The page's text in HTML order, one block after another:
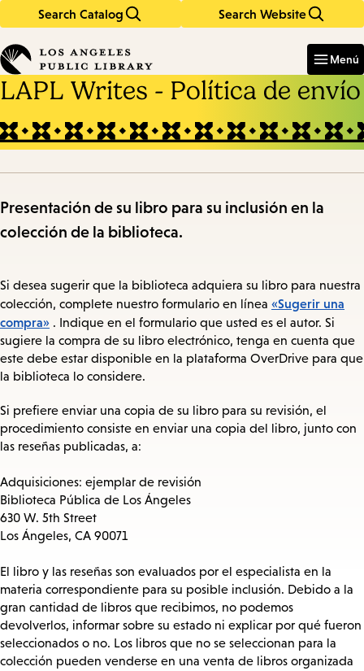
Search Catalog Search Website
in
keywords
Menú
LAPL Writes - Política de envío
Presentación de su libro para su inclusión en la
colección de la biblioteca.
Si desea sugerir que la biblioteca adquiera su libro para nuestra
colección, complete nuestro formulario en línea «Sugerir una
compra» . Indique en el formulario que usted es el autor. Si
sugiere la compra de su libro electrónico, tenga en cuenta que
este debe estar disponible en la plataforma OverDrive para que
la biblioteca lo considere.
Si prefiere enviar una copia de su libro para su revisión, el
procedimiento consiste en enviar una copia del libro, junto con
las reseñas publicadas, a:
Adquisiciones: ejemplar de revisión
Biblioteca Pública de Los Ángeles
630 W. 5th Street
Los Ángeles, CA 90071
El libro y las reseñas son evaluados por el especialista en la
materia correspondiente para su posible inclusión. Debido a la
gran cantidad de libros que recibimos, no podemos
devolverlos, informar sobre su estado ni explicar por qué fueron
seleccionados o no. Los libros que no se seleccionan para la
colección pueden venderse en una venta de libros organizada